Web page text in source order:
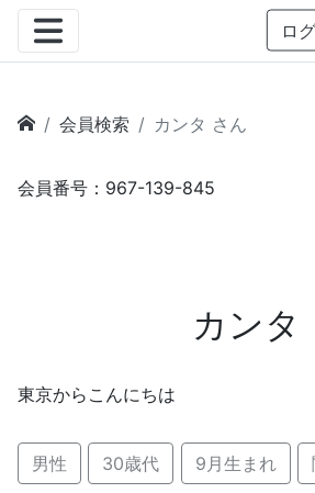
ロ
会員検索 カンタ さん
会員番号：967-139-845
カンタ
東京からこんにちは
男性 30歳代 9月生まれ